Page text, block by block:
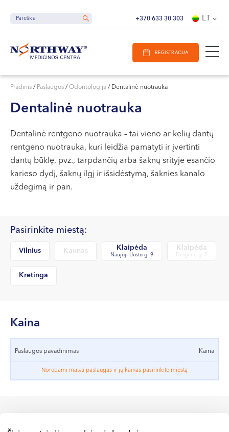
Darbo laikas
Vilnius
S. Žukausko g. 19
I-V 07:30 - 20:30
Kaunas
Miško g. 25A
Darbo laikas:
VII --
Klaipėda
Dragūnų g. 2
Darbo laikas:
Naujoji Uosto g. 9
VI 09:00 - 15:00
Paieška
Paieška +370 633 30 303 LT
REGISTRACIJA
E-Registracija
KAUNE
KLAIPĖDOJE
Pradinis / Paslaugos / Odontologija / Dentalinė nuotrauka
Dentalinė nuotrauka
Dentalinė rentgeno nuotrauka – tai vieno ar kelių dantų
rentgeno nuotrauka, kuri leidžia pamatyti ir įvertinti
dantų būklę, pvz., tarpdančių arba šaknų srityje esančio
karieso dydį, šaknų ilgį ir išsidėstymą, šaknies kanalo
uždegimą ir pan.
Pasirinkite miestą:
Vilnius Kaunas Klaipėda
Naujoji Uosto g. 9
Klaipėda
Dragūnų g. 2
Kretinga
Kaina
Paslaugos pavadinimas Kaina
Norėdami matyti paslaugas ir jų kainas pasirinkite miestą